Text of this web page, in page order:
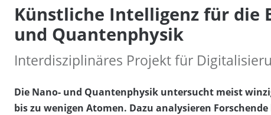
Künstliche Intelligenz für die
und Quantenphysik
Interdisziplinäres Projekt für
Die Nano- und Quantenphysik untersucht meist
bis zu wenigen Atomen. Dazu analysieren